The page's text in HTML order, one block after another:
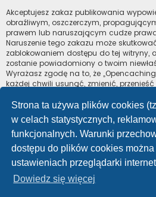
Strona ta używa plików cookies
w celach statystycznych,
funkcjonalnych. Warunki
dostępu do plików cookies
ustawieniach przeglądarki
Dowiedz się więcej
Akceptujesz zakaz publikowania
obraźliwym, oszczerczym,
prawem lub naruszającym cudze
Naruszenie tego zakazu może
zablokowaniem dostępu do tej witryny,
zostanie powiadomiony o twoim
Wyrażasz zgodę na to, że
każdej chwili usunąć, zmienić,
temat, post. Wyrażasz zgodę na
przez ciebie informacji w naszej bazie
będą przekazywane nikomu bez twojej
Polska - Forum”, ani phpBB nie ponosi
włamania do witryny, podczas których
danych.
Forum OC PL Strona główna